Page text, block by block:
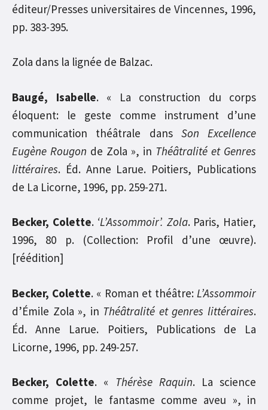
éditeur/Presses universitaires de Vincennes, 1996,
pp. 383-395.
Zola dans la lignée de Balzac.
Baugé, Isabelle. « La construction du corps
éloquent: le geste comme instrument d’une
communication théâtrale dans Son Excellence
Eugène Rougon de Zola », in Théâtralité et Genres
littéraires. Éd. Anne Larue. Poitiers, Publications
de La Licorne, 1996, pp. 259-271.
Becker, Colette. ‘L’Assommoir’. Zola. Paris, Hatier,
1996, 80 p. (Collection: Profil d’une œuvre).
[réédition]
Becker, Colette. « Roman et théâtre: L’Assommoir
d’Émile Zola », in Théâtralité et genres littéraires.
Éd. Anne Larue. Poitiers, Publications de La
Licorne, 1996, pp. 249-257.
Becker, Colette. « Thérèse Raquin. La science
comme projet, le fantasme comme aveu », in